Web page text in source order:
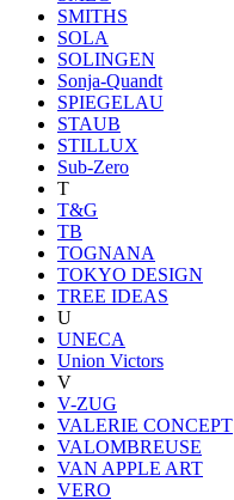
SMITHS
SOLA
SOLINGEN
Sonja-Quandt
SPIEGELAU
STAUB
STILLUX
Sub-Zero
T
T&G
TB
TOGNANA
TOKYO DESIGN
TREE IDEAS
U
UNECA
Union Victors
V
V-ZUG
VALERIE CONCEPT
VALOMBREUSE
VAN APPLE ART
VERO